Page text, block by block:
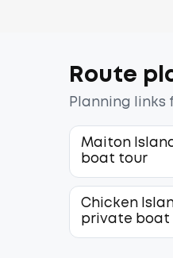
Route
Planning links
Maiton
boat tour
Chicken
private boat